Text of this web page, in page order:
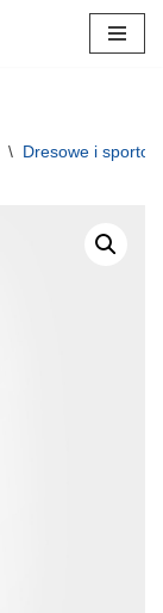
\ Dresowe i